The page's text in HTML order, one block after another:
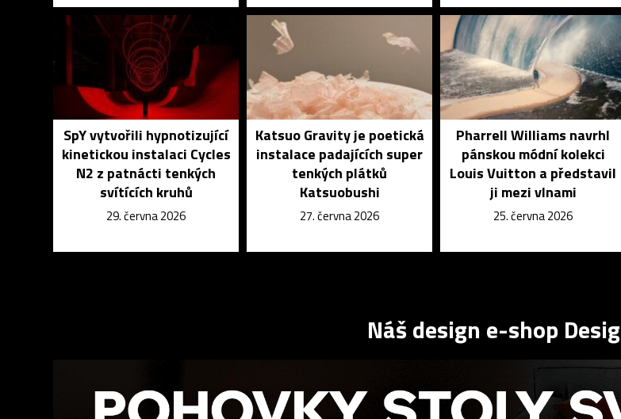
SpY vytvořili hypnotizující
kinetickou instalaci Cycles
N2 z patnácti tenkých
svítících kruhů
29. června 2026
Katsuo Gravity je poetická
instalace padajících super
tenkých plátků
Katsuobushi
27. června 2026
Pharrell Williams navrhl
pánskou módní kolekci
Louis Vuitton a představil
ji mezi vlnami
25. června 2026
Náš design e-shop